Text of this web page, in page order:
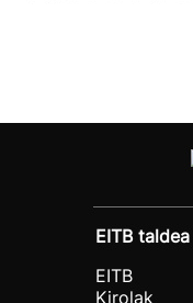
EITB taldea
EITB
Kirolak